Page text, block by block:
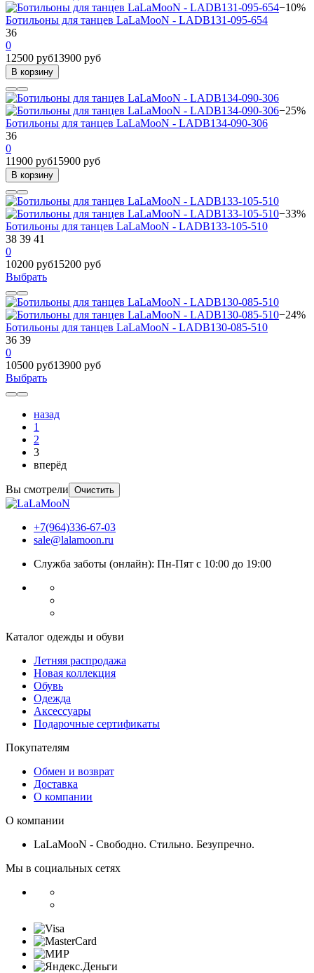
−10%
Ботильоны для танцев LaLaMooN - LADB131-095-654
36
0
12500 руб13900 руб
В корзину
−25%
Ботильоны для танцев LaLaMooN - LADB134-090-306
36
0
11900 руб15900 руб
В корзину
−33%
Ботильоны для танцев LaLaMooN - LADB133-105-510
38 39 41
0
10200 руб15200 руб
Выбрать
−24%
Ботильоны для танцев LaLaMooN - LADB130-085-510
36 39
0
10500 руб13900 руб
Выбрать
назад
1
2
3
вперёд
Вы смотрели Очистить
+7(964)336-67-03
sale@lalamoon.ru
Служба заботы (онлайн): Пн-Пят с 10:00 до 19:00
Каталог одежды и обуви
Летняя распродажа
Новая коллекция
Обувь
Одежда
Аксессуары
Подарочные сертификаты
Покупателям
Обмен и возврат
Доставка
О компании
О компании
LaLaMooN - Свободно. Стильно. Безупречно.
Мы в социальных сетях